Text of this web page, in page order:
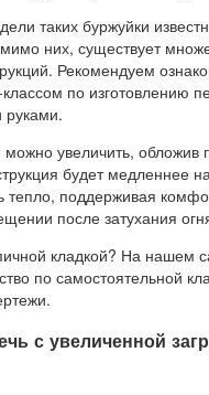
таких буржуйки
них, существует
Рекомендуем
по изготовлению
руками.
увеличить, обложив
будет медленнее
тепло, поддерживая
после затухания
кладкой? На нашем
по самостоятельной
с увеличенной